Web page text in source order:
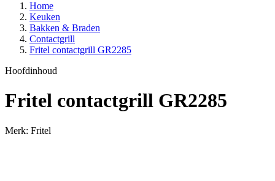
Home
Keuken
Bakken & Braden
Contactgrill
Fritel contactgrill GR2285
Hoofdinhoud
Fritel contactgrill GR2285
Merk: Fritel